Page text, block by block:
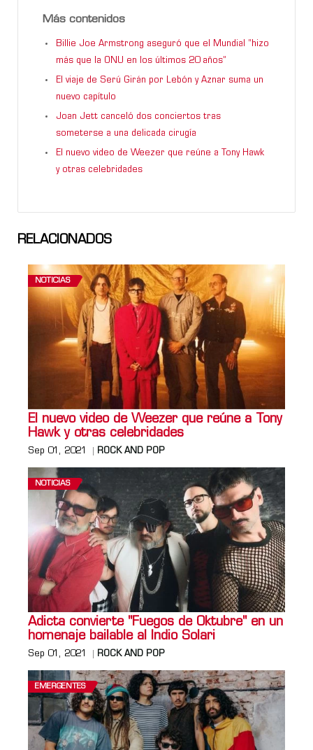
Más contenidos
Billie Joe Armstrong aseguró que el Mundial “hizo
más que la ONU en los últimos 20 años”
El viaje de Serú Girán por Lebón y Aznar suma un
nuevo capítulo
Joan Jett canceló dos conciertos tras
someterse a una delicada cirugía
El nuevo video de Weezer que reúne a Tony Hawk
y otras celebridades
RELACIONADOS
NOTICIAS
El nuevo video de Weezer que reúne a Tony
Hawk y otras celebridades
Sep 01, 2021 ROCK AND POP
NOTICIAS
Adicta convierte "Fuegos de Oktubre" en un
homenaje bailable al Indio Solari
Sep 01, 2021 ROCK AND POP
EMERGENTES